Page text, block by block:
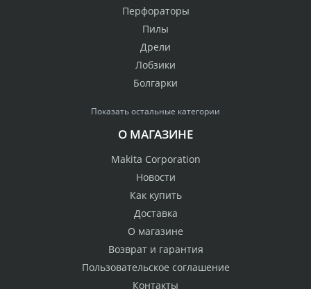
Перфораторы
Пилы
Дрели
Лобзики
Болгарки
Показать остальные категории
О МАГАЗИНЕ
Makita Corporation
Новости
Как купить
Доставка
О магазине
Возврат и гарантия
Пользовательское соглашение
Контакты